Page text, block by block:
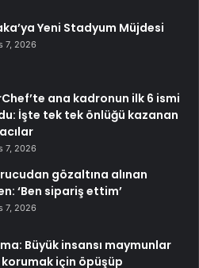
Yeni Stadyum Müjdesi
7, 2026
ana kadronun ilk 6 ismi
İşte tek tek önlüğü kazanan
7, 2026
gözaltına alınan
‘Ben sipariş ettim’
7, 2026
Büyük insansı maymunlar
korumak için öpüşüp